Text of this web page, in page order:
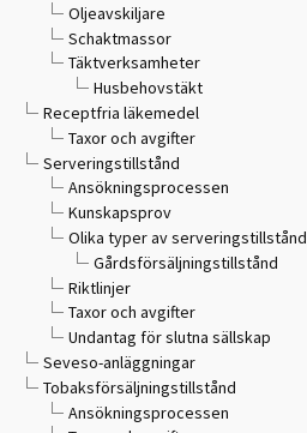
Oljeavskiljare
Schaktmassor
Täktverksamheter
Husbehovstäkt
Receptfria läkemedel
Taxor och avgifter
Serveringstillstånd
Ansökningsprocessen
Kunskapsprov
Olika typer av serveringstillstånd
Gårdsförsäljningstillstånd
Riktlinjer
Taxor och avgifter
Undantag för slutna sällskap
Seveso-anläggningar
Tobaksförsäljningstillstånd
Ansökningsprocessen